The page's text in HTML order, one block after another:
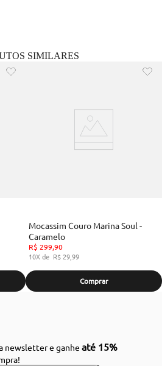
SIMILARES
Mocassim Couro Marina Soul -
Caramelo
R$ 299,90
10
R$ 29,99
Comprar
newsletter e ganheaté 15%